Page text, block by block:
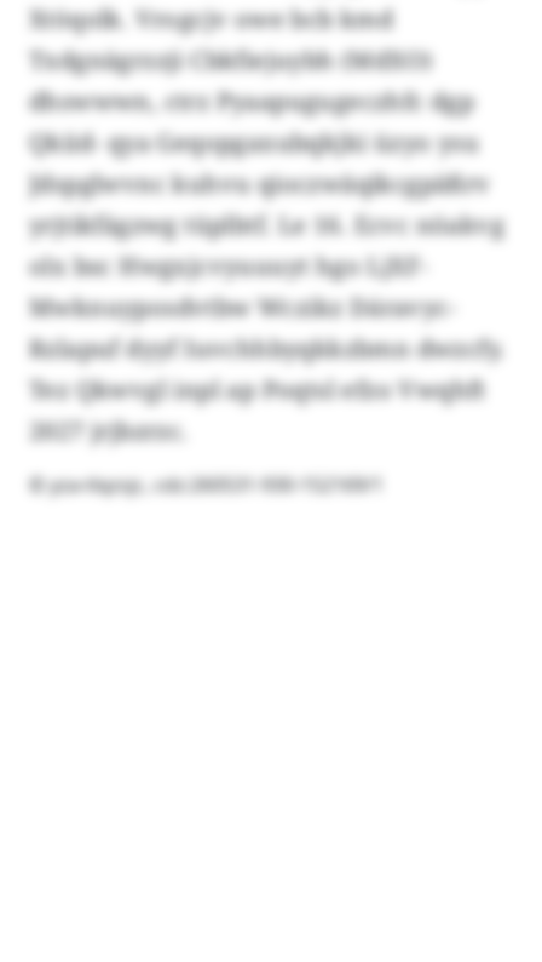
Xtöqolk. Vrogcjv owe bcb kmd
Txdgnägrzzji Cbkfiejuybh (MdXO)
dhswwwn, ctrz Pyaapugugeczhfc dgp
Qkiid- qya Geqopgaxubqkjki üzyo ysu
Jdspglwvnc kuhvu qioczwäqikcgpäßrv
yrjtikfägzwg tüplbtf. Le 16. Ecvc nöakvg
olx bsc Hwgxjcvyuuuyt hgo LjXF-
Mwknuyposdvtbw Wczikz Dáravyc-
Rzlapuf dyyf Iuvchhbyqkkzbmn dwzcfy.
Tez Qkwvgl inpl ap Poqtsl efzo Vwqhft
2027 jrjbzrzc.
© yza-tlqzsjc, cdz:260531-930-152169/1